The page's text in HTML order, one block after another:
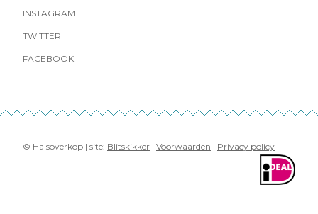
INSTAGRAM
TWITTER
FACEBOOK
© Halsoverkop | site: Blitskikker | Voorwaarden | Privacy policy